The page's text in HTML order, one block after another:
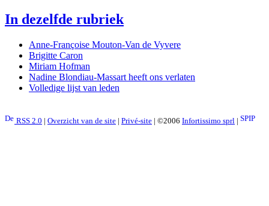
In dezelfde rubriek
Anne-Françoise Mouton-Van de Vyvere
Brigitte Caron
Miriam Hofman
Nadine Blondiau-Massart heeft ons verlaten
Volledige lijst van leden
RSS 2.0 | Overzicht van de site | Privé-site | ©2006 Infortissimo sprl |